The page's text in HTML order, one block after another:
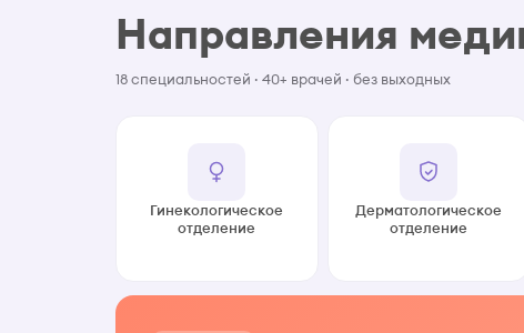
Направления
18 специальностей · 40+ врачей · без выходных
Гинекологическое
отделение
Дерматологическое
отделение